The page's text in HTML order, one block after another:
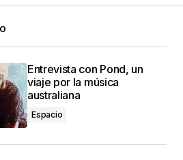
contra la IA
Entrevista con Pond, un
viaje por la música
australiana
Espacio